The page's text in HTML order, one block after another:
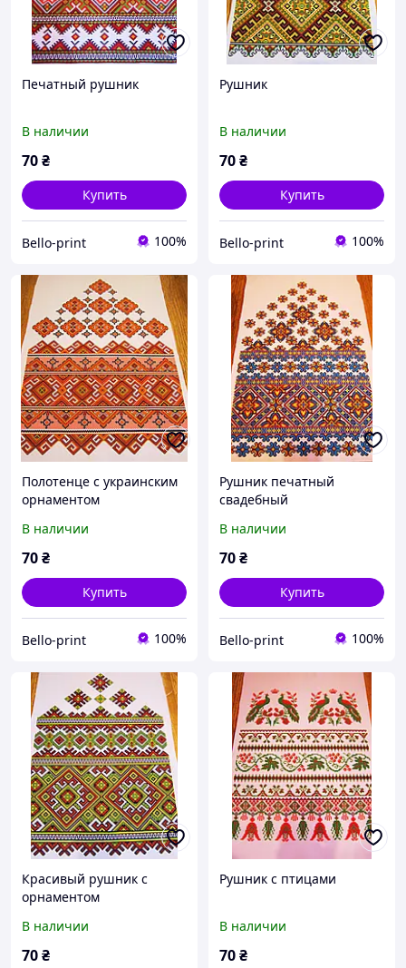
Печатный рушник
В наличии
70₴
Купить
Bello-print 100%
Рушник
В наличии
70₴
Купить
Bello-print 100%
Полотенце с украинским
орнаментом
В наличии
70₴
Купить
Bello-print 100%
Рушник печатный
свадебный
В наличии
70₴
Купить
Bello-print 100%
Красивый рушник с
орнаментом
В наличии
70₴
Рушник с птицами
В наличии
70₴